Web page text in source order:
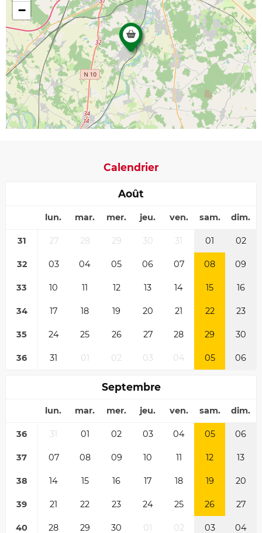
−
Calendrier
Août
lun. mar. mer. jeu. ven. sam. dim.
31 27 28 29 30 31 01 02
32 03 04 05 06 07 08 09
33 10 11 12 13 14 15 16
34 17 18 19 20 21 22 23
35 24 25 26 27 28 29 30
36 31 01 02 03 04 05 06
Septembre
lun. mar. mer. jeu. ven. sam. dim.
36 31 01 02 03 04 05 06
37 07 08 09 10 11 12 13
38 14 15 16 17 18 19 20
39 21 22 23 24 25 26 27
40 28 29 30 01 02 03 04